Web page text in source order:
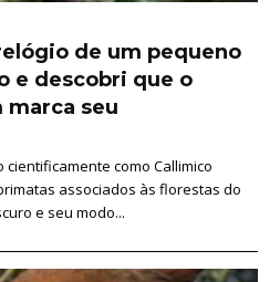
de um pequeno
e descobri que o
seu
como Callimico
associados às florestas do
e seu modo...